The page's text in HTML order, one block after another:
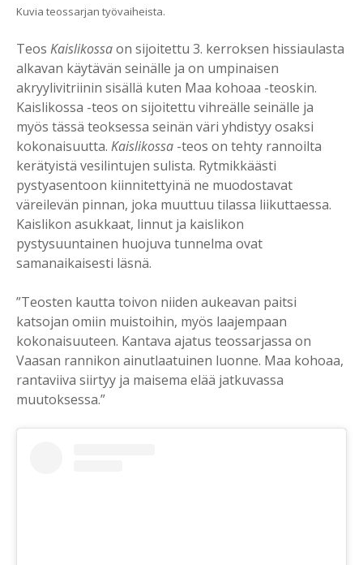
Kuvia teossarjan työvaiheista.
Teos Kaislikossaon sijoitettu 3. kerroksen hissiaulasta
alkavan käytävän seinälle ja on umpinaisen
akryylivitriinin sisällä kuten Maa kohoaa -teoskin.
Kaislikossa -teos on sijoitettu vihreälle seinälle ja
myös tässä teoksessa seinän väri yhdistyy osaksi
kokonaisuutta. Kaislikossa -teos on tehty rannoilta
kerätyistä vesilintujen sulista. Rytmikkäästi
pystyasentoon kiinnitettyinä ne muodostavat
väreilevän pinnan, joka muuttuu tilassa liikuttaessa.
Kaislikon asukkaat, linnut ja kaislikon
pystysuuntainen huojuva tunnelma ovat
samanaikaisesti läsnä.
”Teosten kautta toivon niiden aukeavan paitsi
katsojan omiin muistoihin, myös laajempaan
kokonaisuuteen. Kantava ajatus teossarjassa on
Vaasan rannikon ainutlaatuinen luonne. Maa kohoaa,
rantaviiva siirtyy ja maisema elää jatkuvassa
muutoksessa.”